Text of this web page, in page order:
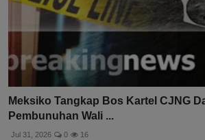
Meksiko Tangkap Bos Kartel CJNG
Pembunuhan Wali ...
Jul 31, 2026 0 16